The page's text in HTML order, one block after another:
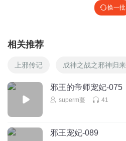
换一批
相关推荐
上邪传记 成神之战之邪神归来
邪王的帝师宠妃-075
superm蔓 41
邪王宠妃-089